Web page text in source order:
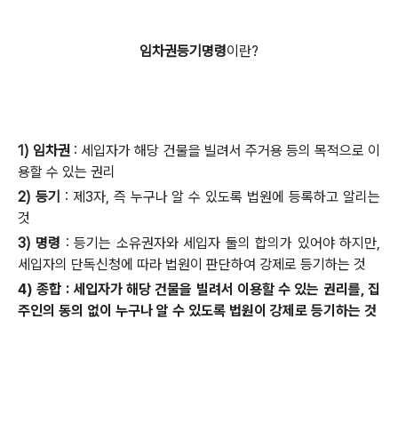
임차권등기명령이란?
1) 임차권 : 세입자가 해당 건물을 빌려서 주거용 등의 목적으로 이
용할 수 있는 권리
2) 등기 : 제3자, 즉 누구나 알 수 있도록 법원에 등록하고 알리는
것
3) 명령 : 등기는 소유권자와 세입자 둘의 합의가 있어야 하지만,
세입자의 단독신청에 따라 법원이 판단하여 강제로 등기하는 것
4) 종합 : 세입자가 해당 건물을 빌려서 이용할 수 있는 권리를, 집
주인의 동의 없이 누구나 알 수 있도록 법원이 강제로 등기하는 것